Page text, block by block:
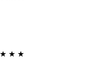
★ ★ ★